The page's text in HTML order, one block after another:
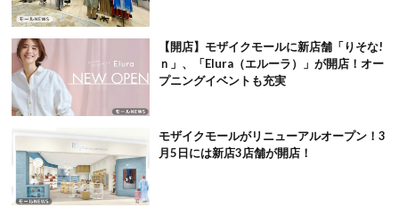
【開店】モザイクモールに新店舗「りそな!
ｎ」、「Elura（エルーラ）」が開店！オー
プニングイベントも充実
モザイクモールがリニューアルオープン！3
月5日には新店3店舗が開店！